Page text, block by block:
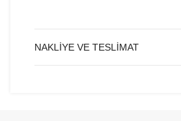
NAKLIYE VE TESLIMAT